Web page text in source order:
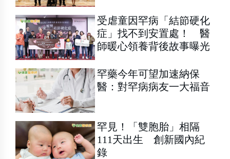
受虐童因罕病「結節硬化
症」找不到安置處！ 醫
師暖心領養背後故事曝光
罕藥今年可望加速納保
醫：對罕病病友一大福音
罕見！「雙胞胎」相隔
111天出生 創新國內紀
錄